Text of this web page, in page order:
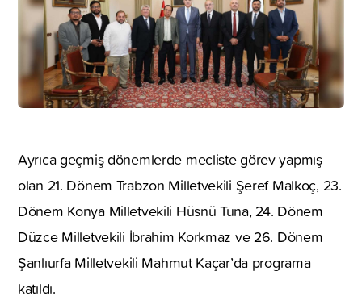
Ayrıca geçmiş dönemlerde mecliste görev yapmış
olan 21. Dönem Trabzon Milletvekili Şeref Malkoç, 23.
Dönem Konya Milletvekili Hüsnü Tuna, 24. Dönem
Düzce Milletvekili İbrahim Korkmaz ve 26. Dönem
Şanlıurfa Milletvekili Mahmut Kaçar’da programa
katıldı.